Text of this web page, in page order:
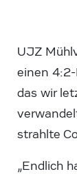
UJZ
einen 4:2-
das wir
strahlte
„Endlich